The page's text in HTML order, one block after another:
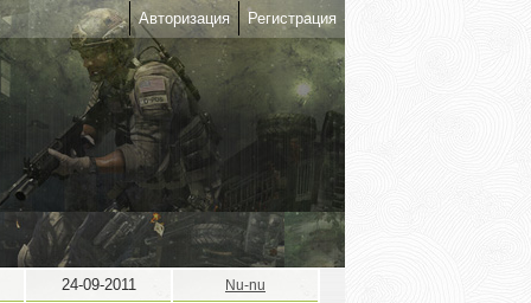
Авторизация Регистрация
24-09-2011 Nu-nu